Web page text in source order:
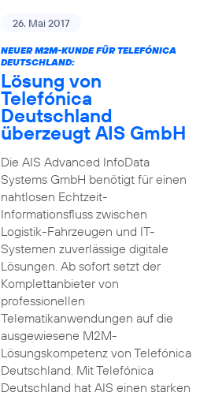
26. Mai 2017
NEUER M2M-KUNDE FÜR TELEFÓNICA
DEUTSCHLAND:
Lösung von
Telefónica
Deutschland
überzeugt AIS GmbH
Die AIS Advanced InfoData
Systems GmbH benötigt für einen
nahtlosen Echtzeit-
Informationsfluss zwischen
Logistik-Fahrzeugen und IT-
Systemen zuverlässige digitale
Lösungen. Ab sofort setzt der
Komplettanbieter von
professionellen
Telematikanwendungen auf die
ausgewiesene M2M-
Lösungskompetenz von Telefónica
Deutschland. Mit Telefónica
Deutschland hat AIS einen starken